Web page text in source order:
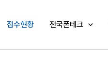
접수현황 전국폰테크